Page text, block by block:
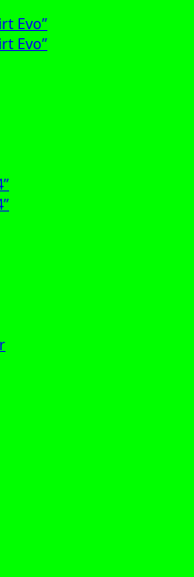
Evo”
Evo”